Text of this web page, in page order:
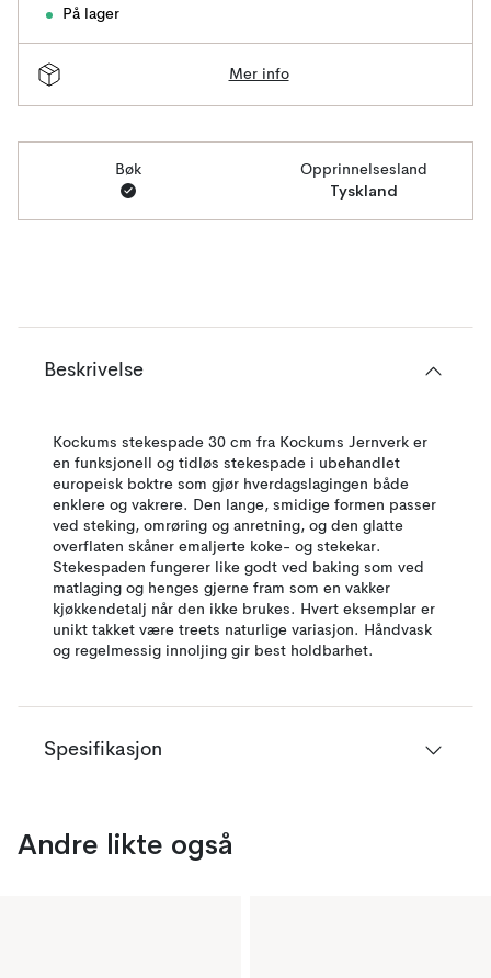
På lager
Mer info
Bøk Opprinnelsesland
Tyskland
Beskrivelse
Kockums stekespade 30 cm fra Kockums Jernverk er
en funksjonell og tidløs stekespade i ubehandlet
europeisk boktre som gjør hverdagslagingen både
enklere og vakrere. Den lange, smidige formen passer
ved steking, omrøring og anretning, og den glatte
overflaten skåner emaljerte koke- og stekekar.
Stekespaden fungerer like godt ved baking som ved
matlaging og henges gjerne fram som en vakker
kjøkkendetalj når den ikke brukes. Hvert eksemplar er
unikt takket være treets naturlige variasjon. Håndvask
og regelmessig innoljing gir best holdbarhet.
Spesifikasjon
Andre likte også